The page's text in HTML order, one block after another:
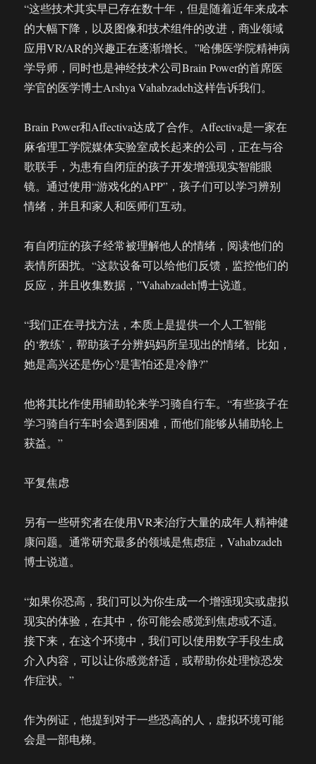
“这些技术其实早已存在数十年，但是随着近年来成本
的大幅下降，以及图像和技术组件的改进，商业领域
应用VR/AR的兴趣正在逐渐增长。”哈佛医学院精神病
学导师，同时也是神经技术公司Brain Power的首席医
学官的医学博士Arshya Vahabzadeh这样告诉我们。
Brain Power和Affectiva达成了合作。Affectiva是一家在
麻省理工学院媒体实验室成长起来的公司，正在与谷
歌联手，为患有自闭症的孩子开发增强现实智能眼
镜。通过使用“游戏化的APP”，孩子们可以学习辨别
情绪，并且和家人和医师们互动。
有自闭症的孩子经常被理解他人的情绪，阅读他们的
表情所困扰。“这款设备可以给他们反馈，监控他们的
反应，并且收集数据，”Vahabzadeh博士说道。
“我们正在寻找方法，本质上是提供一个人工智能
的‘教练’，帮助孩子分辨妈妈所呈现出的情绪。比如，
她是高兴还是伤心?是害怕还是冷静?”
他将其比作使用辅助轮来学习骑自行车。“有些孩子在
学习骑自行车时会遇到困难，而他们能够从辅助轮上
获益。”
平复焦虑
另有一些研究者在使用VR来治疗大量的成年人精神健
康问题。通常研究最多的领域是焦虑症，Vahabzadeh
博士说道。
“如果你恐高，我们可以为你生成一个增强现实或虚拟
现实的体验，在其中，你可能会感觉到焦虑或不适。
接下来，在这个环境中，我们可以使用数字手段生成
介入内容，可以让你感觉舒适，或帮助你处理惊恐发
作症状。”
作为例证，他提到对于一些恐高的人，虚拟环境可能
会是一部电梯。